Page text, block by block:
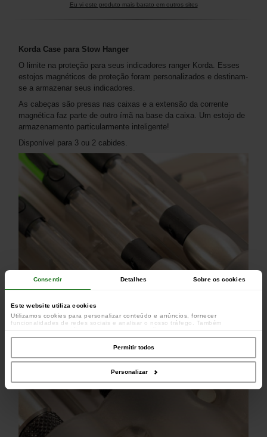
Consentir Detalhes Sobre os cookies
Este website utiliza cookies
Utilizamos cookies para personalizar conteúdo e anúncios, fornecer
funcionalidades de redes sociais e analisar o nosso tráfego. Também
parceiros de redes sociais, de publicidade e de análise, que as podem combinar
com outras informações que lhes forneceu ou recolhidas por estes a partir da
sua utilização dos respetivos serviços.
Permitir todos
Personalizar
Eu vi este produto mais barato em outros sites
Korda Case para Stow Hanger
O limite na proteção para seus indicadores ranger Korda. Esses
estojos magnéticos de proteção foram personalizados e destinam-
se a armazenar seus indicadores.
As cabeças são presas nas caixas e a extensão da corrente
magnética faz parte de outro ímã na base da caixa. Um estojo de
armazenamento particularmente inteligente!
Disponível para 3 ou 2 cabides.